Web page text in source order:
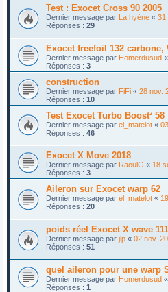
Test : Exocet Cross 90 2005
Dernier message par La hyène « 31
Réponses : 29
Exocet freefoil 132
Dernier message par Homerdusud «
Réponses : 3
construction
Dernier message par FiFi « 28 nov.
Réponses : 10
Test Exocet Turbo Boost² 58
Dernier message par el_matelot «
Réponses : 46
Exocet X Move 2018
Dernier message par RaoulG « 18
Réponses : 3
Aileron sur Exocet warp 62
Dernier message par el_matelot «
Réponses : 20
poids réel Exocet X wave
Dernier message par jlp « 02 nov.
Réponses : 51
quel aileron pour une warp
Dernier message par Homerdusud «
Réponses : 1